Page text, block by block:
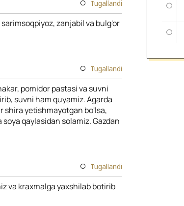
Tugallandi
zanjabil va bulg'or
Tugallandi
pomidor pastasi va suvni
suvni ham quyamiz. Agarda
shira yetishmayotgan bo'lsa,
qaylasidan solamiz. Gazdan
Tugallandi
va kraxmalga yaxshilab botirib